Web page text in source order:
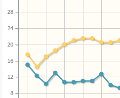
8
12
16
20
24
28